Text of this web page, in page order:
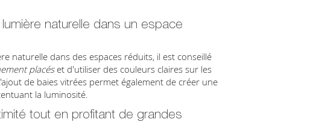
naturelle dans un espace
naturelle dans des espaces réduits, il est conseillé
placéset d'utiliser des couleurs claires sur les
de baies vitrées permet également de créer une
la luminosité.
tout en profitant de grandes